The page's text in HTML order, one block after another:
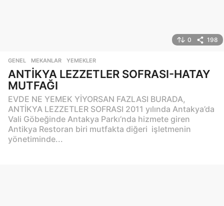
0 198
GENEL ,MEKANLAR ,YEMEKLER
ANTİKYA LEZZETLER SOFRASI-HATAY
MUTFAĞI
EVDE NE YEMEK YİYORSAN FAZLASI BURADA,
ANTİKYA LEZZETLER SOFRASI 2011 yılında Antakya’da
Vali Göbeğinde Antakya Parkı’nda hizmete giren
Antikya Restoran biri mutfakta diğeri işletmenin
yönetiminde...